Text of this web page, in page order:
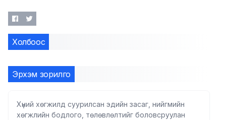
Холбоос
Эрхэм зорилго
Хүний хөгжилд суурилсан эдийн засаг, нийгмийн
хөгжлийн бодлого, төлөвлөлтийг боловсруулан